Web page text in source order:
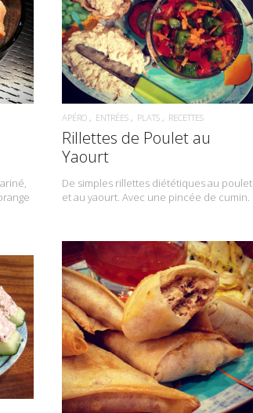
READ MORE
APÉRO ENTRÉES PLATS RECETTES
Rillettes de Poulet au
Yaourt
De simples rillettes diététiques au poulet
et au yaourt. Avec une pincée de cumin.
READ MORE